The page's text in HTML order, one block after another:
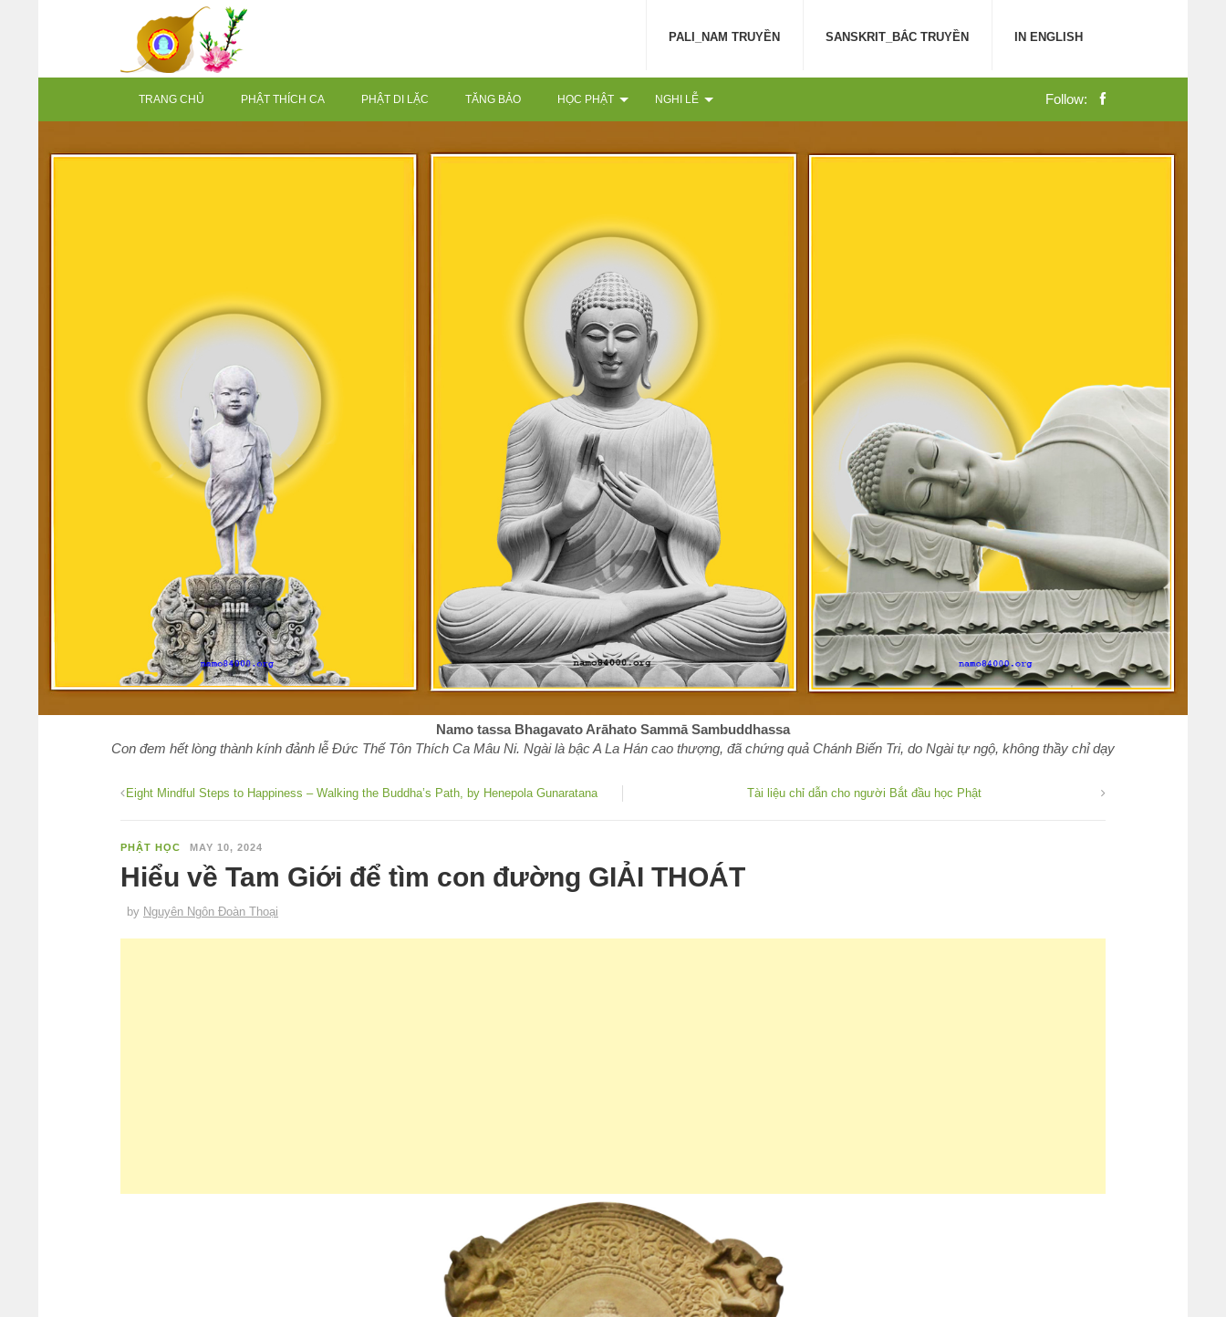
PALI_NAM TRUYỀN SANSKRIT_BẮC TRUYỀN IN ENGLISH
TRANG CHỦ PHẬT THÍCH CA PHẬT DI LẶC TĂNG BẢO HỌC PHẬT NGHI LỄ Follow:
Namo tassa Bhagavato Arāhato Sammā Sambuddhassa
Con đem hết lòng thành kính đảnh lễ Đức Thế Tôn Thích Ca Mâu Ni. Ngài là bậc A La Hán cao thượng, đã chứng quả Chánh Biến Tri, do Ngài tự ngộ, không thầy chỉ dạy
Eight Mindful Steps to Happiness – Walking the Buddha’s Path, by Henepola Gunaratana Tài liệu chỉ dẫn cho người Bắt đầu học Phật
PHẬT HỌC MAY 10, 2024
Hiểu về Tam Giới để tìm con đường GIẢI THOÁT
by Nguyên Ngôn Đoàn Thoại